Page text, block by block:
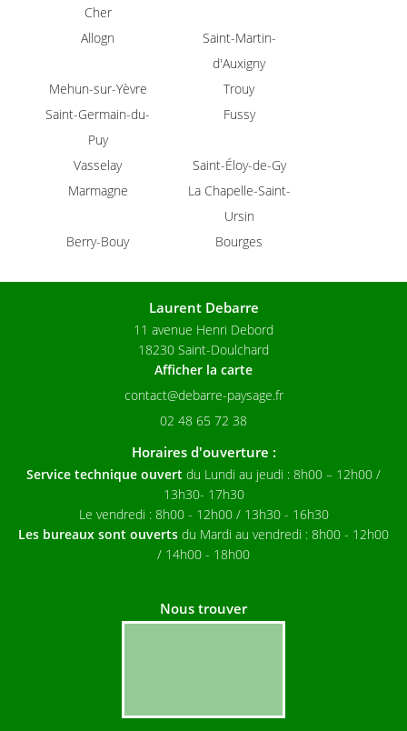
Actualités
Cher
Allogn
Saint-Martin-
d'Auxigny
Mehun-sur-Yèvre
Trouy
Saint-Germain-du-
Puy
Fussy
Vasselay
Saint-Éloy-de-Gy
Marmagne
La Chapelle-Saint-
Ursin
Berry-Bouy
Bourges
Laurent Debarre
11 avenue Henri Debord
18230 Saint-Doulchard
Afficher la carte
02 48 65 72 38
Horaires d'ouverture :
Service technique ouvert du Lundi au jeudi : 8h00 – 12h00 /
13h30- 17h30
Le vendredi : 8h00 - 12h00 / 13h30 - 16h30
Les bureaux sont ouverts du Mardi au vendredi : 8h00 - 12h00
/ 14h00 - 18h00
Nous trouver